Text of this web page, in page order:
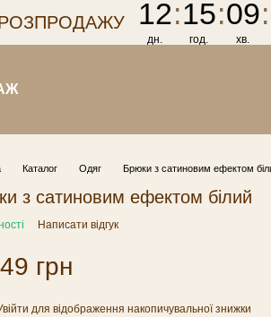
12:15:09:
дн. год. хв.
Каталог Одяг Брюки з сатиновим ефектом
з сатиновим ефектом білий
Написати відгук
грн
для відображення накопичувальної знижки